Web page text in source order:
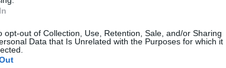
opt-out of Collection, Use, Retention, Sale, and/or Sharing
Data that Is Unrelated with the Purposes for which it